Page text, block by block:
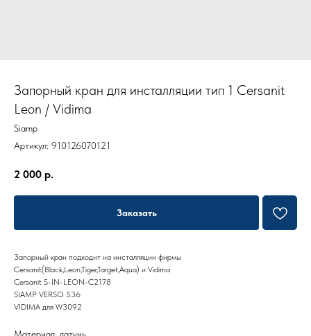
Запорный кран для инсталляции тип 1 Cersanit
Leon / Vidima
Siamp
Артикул: 910126070121
2 000 р.
Заказать
Запорный кран подходит на инсталляции фирмы
Cersanit(Black,Leon,Tiger,Target,Aqua) и Vidima
Cersanit S-IN-LEON-C2178
SIAMP VERSO 536
VIDIMA для W3092